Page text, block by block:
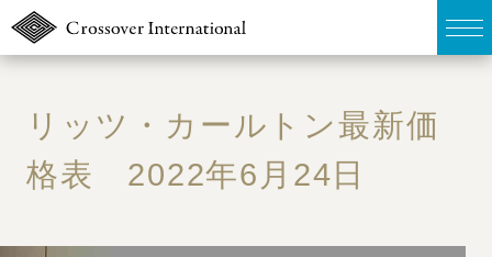
TOP
販売物件MAP
リッツ・カールトン最新価
格表 2022年6月24日